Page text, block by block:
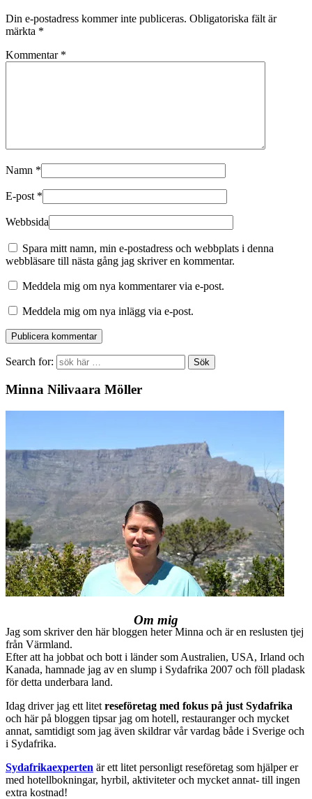
Din e-postadress kommer inte publiceras. Obligatoriska fält är
märkta *
Kommentar *
Namn *
E-post *
Webbsida
Spara mitt namn, min e-postadress och webbplats i denna
webbläsare till nästa gång jag skriver en kommentar.
Meddela mig om nya kommentarer via e-post.
Meddela mig om nya inlägg via e-post.
Search for:
Minna Nilivaara Möller
Om mig
Jag som skriver den här bloggen heter Minna och är en reslusten tjej
från Värmland.
Efter att ha jobbat och bott i länder som Australien, USA, Irland och
Kanada, hamnade jag av en slump i Sydafrika 2007 och föll pladask
för detta underbara land.
Idag driver jag ett litet reseföretag med fokus på just Sydafrika
och här på bloggen tipsar jag om hotell, restauranger och mycket
annat, samtidigt som jag även skildrar vår vardag både i Sverige och
i Sydafrika.
Sydafrikaexperten är ett litet personligt reseföretag som hjälper er
med hotellbokningar, hyrbil, aktiviteter och mycket annat- till ingen
extra kostnad!